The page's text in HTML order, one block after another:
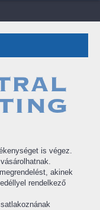
is végez.
akinek
rendelkező